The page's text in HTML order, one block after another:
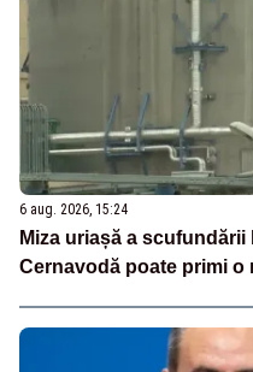
6 aug. 2026, 15:24
Miza uriașă a
Cernavodă poate primi o